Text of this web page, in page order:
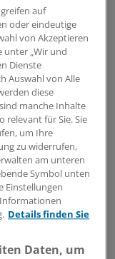
Gefäße und
und
bekannt.
bestmöglich
laut Analyse
Kind oder ein
leidet, ist
kardialen
jedoch ein
auf
oder eindeutige
von Akzeptieren
unter „Wir und
Dienste
Auswahl von Alle
diese
manche Inhalte
relevant für Sie. Sie
um Ihre
zu widerrufen,
am unteren
Symbol unten
Einstellungen
Details finden Sie
Daten, um